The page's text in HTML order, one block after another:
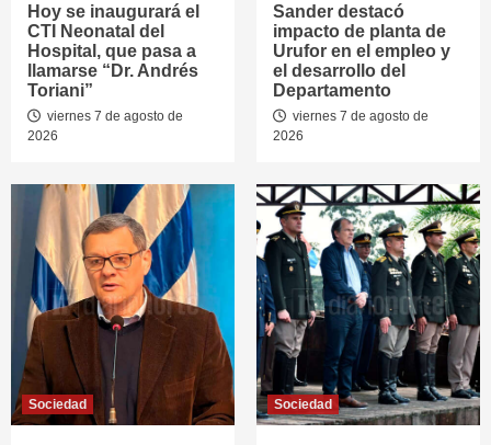
Hoy se inaugurará el
CTI Neonatal del
Hospital, que pasa a
llamarse “Dr. Andrés
Toriani”
viernes 7 de agosto de
2026
Sander destacó
impacto de planta de
Urufor en el empleo y
el desarrollo del
Departamento
viernes 7 de agosto de
2026
Sociedad Sociedad